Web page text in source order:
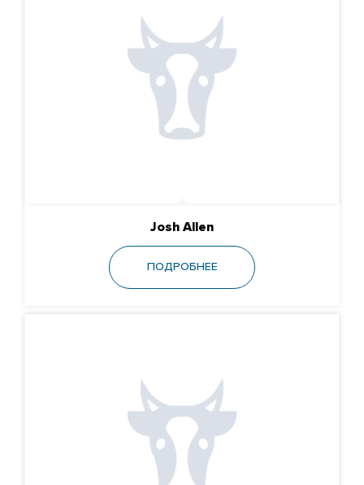
Josh Allen
ПОДРОБНЕЕ